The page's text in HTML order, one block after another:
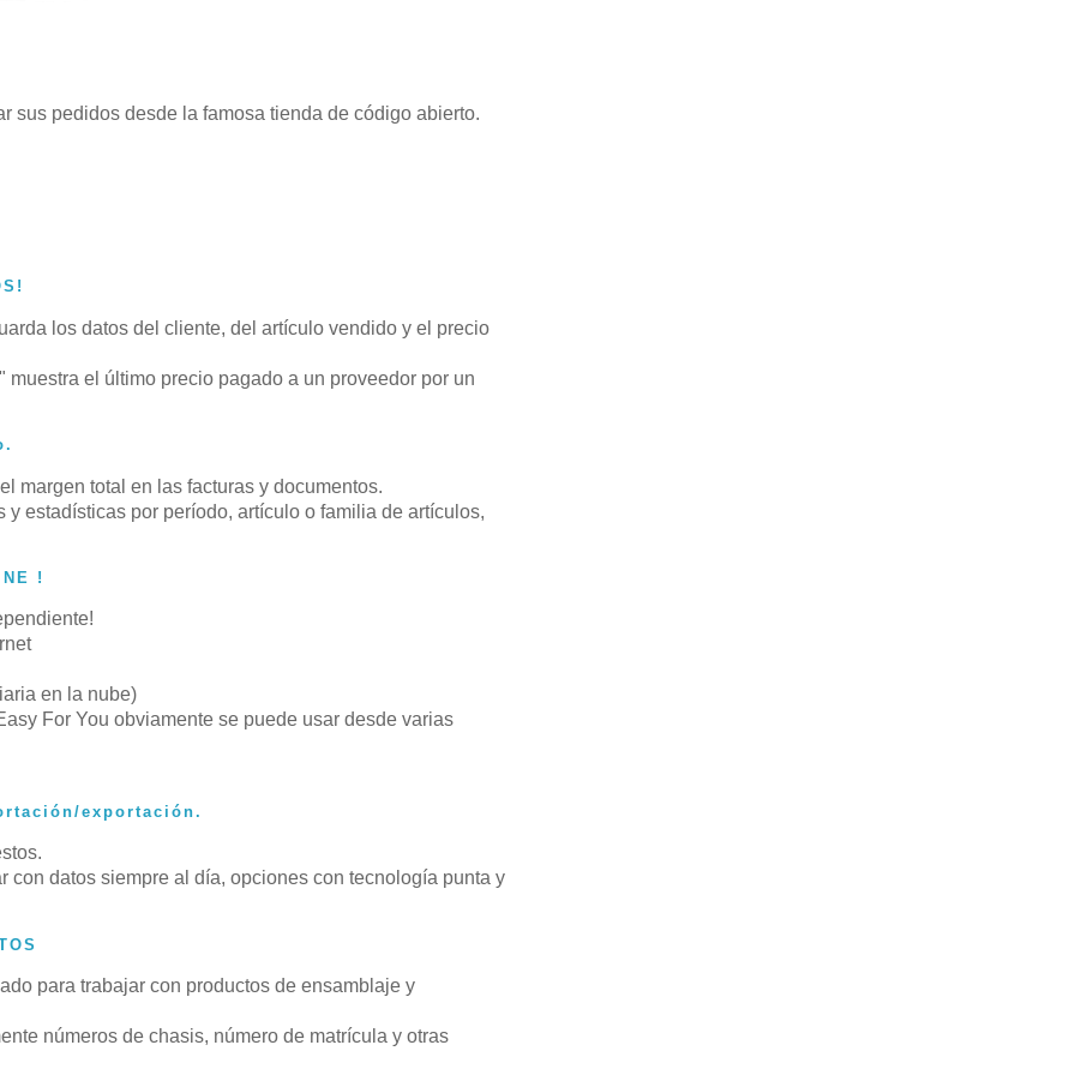
sus pedidos desde la famosa tienda de código abierto.
los datos del cliente, del artículo vendido y el precio
el último precio pagado a un proveedor por un
margen total en las facturas y documentos.
estadísticas por período, artículo o familia de artículos,
!
en la nube)
For You obviamente se puede usar desde varias
exportación.
datos siempre al día, opciones con tecnología punta y
para trabajar con productos de ensamblaje y
números de chasis, número de matrícula y otras